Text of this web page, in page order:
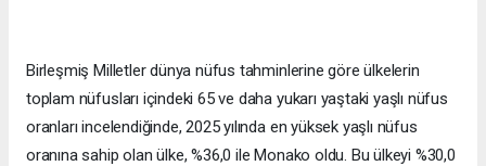
Birleşmiş Milletler dünya nüfus tahminlerine göre ülkelerin
toplam nüfusları içindeki 65 ve daha yukarı yaştaki yaşlı nüfus
oranları incelendiğinde, 2025 yılında en yüksek yaşlı nüfus
oranına sahip olan ülke, %36,0 ile Monako oldu. Bu ülkeyi %30,0